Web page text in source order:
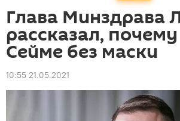
Глава Минздрава
рассказал,
Сейме без маски
10:55 21.05.2021